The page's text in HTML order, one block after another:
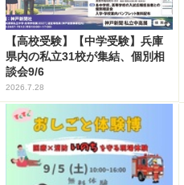
【高校受験】【中学受験】兵庫
県内の私立31校が集結、個別相
談会9/6
2026.7.28